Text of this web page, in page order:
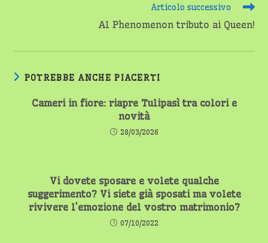
Articolo successivo
Al Phenomenon tributo ai Queen!
POTREBBE ANCHE PIACERTI
Cameri in fiore: riapre Tulipasì tra colori e
novità
28/03/2026
Vi dovete sposare e volete qualche
suggerimento? Vi siete già sposati ma volete
rivivere l’emozione del vostro matrimonio?
07/10/2022